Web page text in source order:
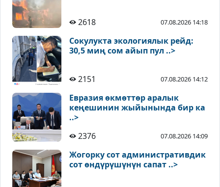
2618 07.08.2026 14:18
Сокулукта экологиялык рейд:
30,5 миң сом айып пул ..>
2151 07.08.2026 14:12
Евразия өкмөттөр аралык
кеңешинин жыйынында бир ка
..>
2376
07.08.2026 14:09
Жогорку сот административдик
сот өндүрүшүнүн сапат ..>